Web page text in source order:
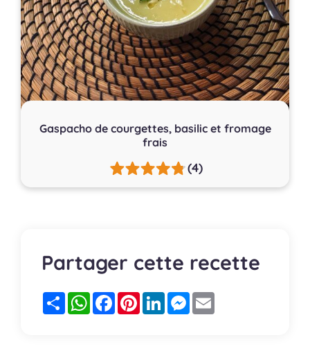
Gaspacho de courgettes, basilic et fromage
frais
(4)
Partager cette recette
PartagerWhatsApp
FacebookPinterestLinkedInMessenger